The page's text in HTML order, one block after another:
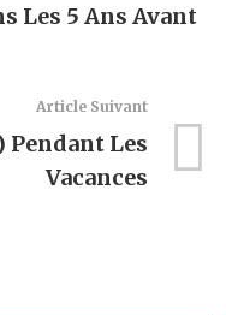
Les 5 Ans Avant
Article Suivant
Pendant Les
Vacances